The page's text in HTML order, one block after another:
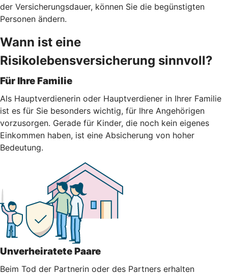
der Versicherungsdauer, können Sie die begünstigten
Personen ändern.
Wann ist eine
Risikolebensversicherung sinnvoll?
Für Ihre Familie
Als Hauptverdienerin oder Hauptverdiener in Ihrer Familie
ist es für Sie besonders wichtig, für Ihre Angehörigen
vorzusorgen. Gerade für Kinder, die noch kein eigenes
Einkommen haben, ist eine Absicherung von hoher
Bedeutung.
Unverheiratete Paare
Beim Tod der Partnerin oder des Partners erhalten